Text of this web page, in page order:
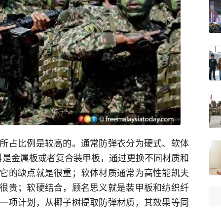
占比例是较高的。通常防弹衣分为硬式、软体
金属板或者复合装甲板，通过更换不同材质和
的缺点就是很重；软体材质通常为高性能凯夫
贵；软硬结合，顾名思义就是装甲板和纺织纤
项计划，从椰子树提取防弹材质，其效果等同